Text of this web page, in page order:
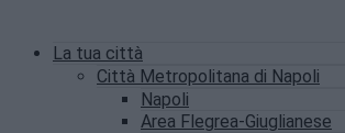
La tua città
Città Metropolitana di Napoli
Napoli
Area Flegrea-Giuglianese